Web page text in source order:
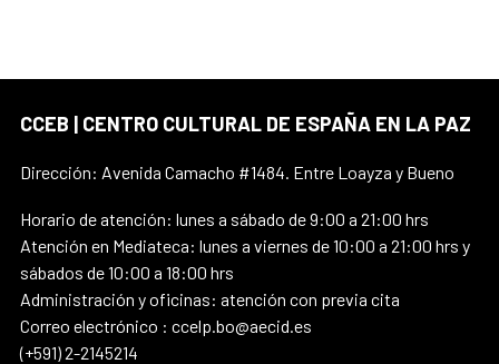
CCEB | CENTRO CULTURAL DE ESPAÑA EN LA PAZ
Dirección: Avenida Camacho #1484. Entre Loayza y Bueno
Horario de atención: lunes a sábado de 9:00 a 21:00 hrs
Atención en Mediateca: lunes a viernes de 10:00 a 21:00 hrs y
sábados de 10:00 a 18:00 hrs
Administración y oficinas: atención con previa cita
Correo electrónico : ccelp.bo@aecid.es
(+591) 2-2145214